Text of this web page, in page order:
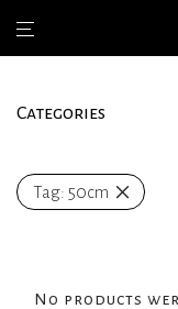
Categories
Tag: 50cm
No products